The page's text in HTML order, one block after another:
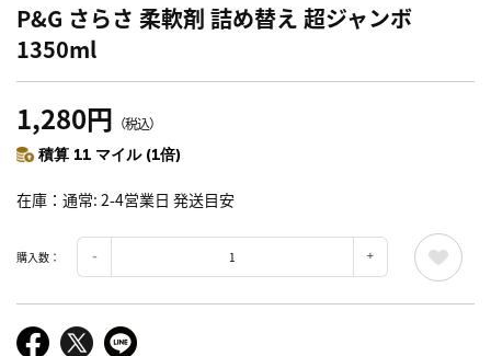
P&G さらさ 柔軟剤 詰め替え 超ジャンボ
1350ml
1,280円 （税込）
積算 11 マイル (1倍)
在庫 通常: 2-4営業日 発送目安
購入数：